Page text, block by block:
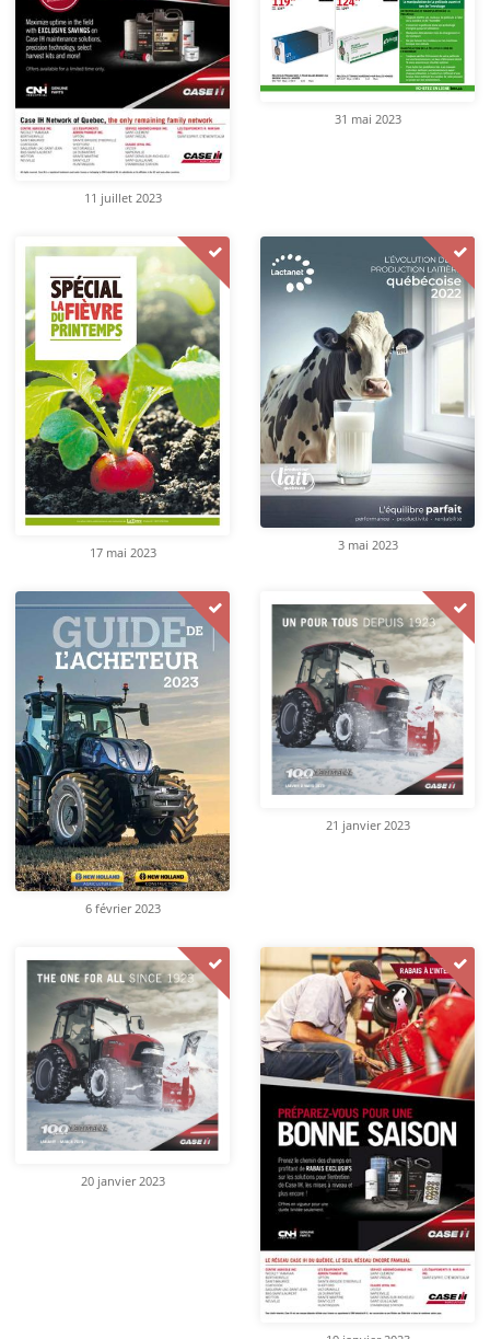
11 juillet 2023
31 mai 2023
17 mai 2023 3 mai 2023
6 février 2023
21 janvier 2023
20 janvier 2023